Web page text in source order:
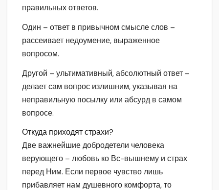
правильных ответов.
Один – ответ в привычном смысле слов –
рассеивает недоумение, выраженное
вопросом.
Другой – ультимативный, абсолютный ответ –
делает сам вопрос излишним, указывая на
неправильную посылку или абсурд в самом
вопросе.
Откуда приходят страхи?
Две важнейшие добродетели человека
верующего – любовь ко Вс-вышнему и страх
перед Ним. Если первое чувство лишь
прибавляет нам душевного комфорта, то